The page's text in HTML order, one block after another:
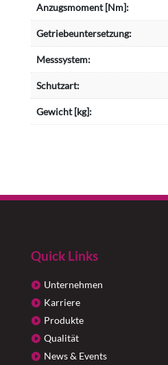
Anzugsmoment [Nm]:
Getriebeuntersetzung:
Messsystem:
Schutzart:
Gewicht [kg]:
Quick Links
Unternehmen
Karriere
Produkte
Qualität
News & Events